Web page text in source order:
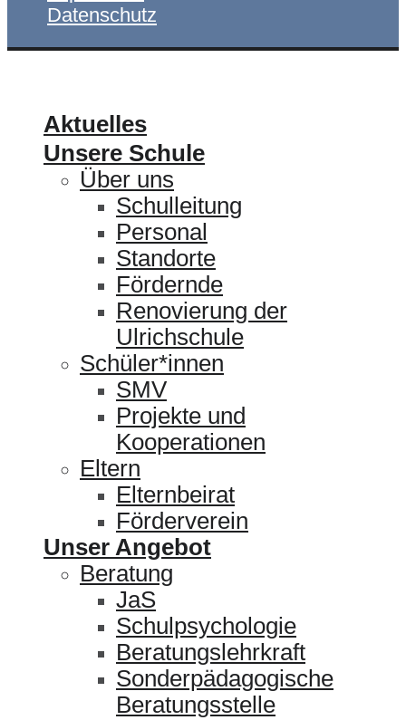
Datenschutz
Aktuelles
Unsere Schule
Über uns
Schulleitung
Personal
Standorte
Fördernde
Renovierung der
Ulrichschule
Schüler*innen
SMV
Projekte und
Kooperationen
Eltern
Elternbeirat
Förderverein
Unser Angebot
Beratung
JaS
Schulpsychologie
Beratungslehrkraft
Sonderpädagogische
Beratungsstelle